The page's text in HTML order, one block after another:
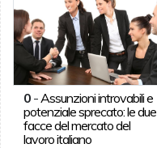
0- Assunzioni introvabili e
potenziale sprecato: le due
facce del mercato del
lavoro italiano